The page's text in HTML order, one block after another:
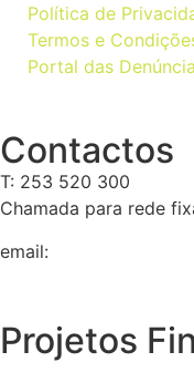
Política de
Termos e
Portal das
Contactos
T: 253 520 300
Chamada para rede
email:
Projetos